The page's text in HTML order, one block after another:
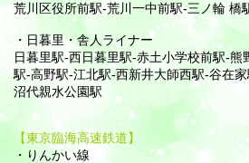
荒川区役所前駅-荒川一中前駅-三ノ輪 橋
・日暮里・舎人ライナー
日暮里駅-西日暮里駅-赤土小学校前駅-
駅-高野駅-江北駅-西新井大師西駅-谷在
沼代親水公園駅
【東京臨海高速鉄道】
・りんかい線